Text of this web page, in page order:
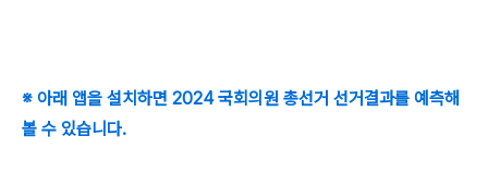
※ 아래 앱을 설치하면 2024 국회의원 총선거 선거결과를 예측해
볼 수 있습니다.